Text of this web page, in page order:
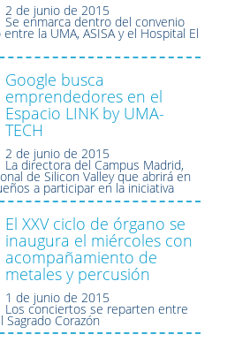
2 de junio de 2015
Se enmarca dentro del convenio
la UMA, ASISA y el Hospital El
Google busca
emprendedores en el
Espacio LINK by UMA-
TECH
2 de junio de 2015
La directora del Campus Madrid,
de Silicon Valley que abrirá en
a participar en la iniciativa
El XXV ciclo de órgano se
inaugura el miércoles con
acompañamiento de
metales y percusión
1 de junio de 2015
Los conciertos se reparten entre
Sagrado Corazón